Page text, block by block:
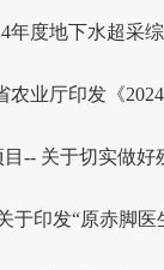
年度地下水超采
农业厅印发《
-- 关于切实做
于印发“原赤脚